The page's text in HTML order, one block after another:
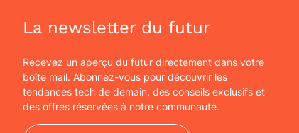
La newsletter du futur
Recevez un aperçu du futur directement dans votre
boîte mail. Abonnez-vous pour découvrir les
tendances tech de demain, des conseils exclusifs et
des offres réservées à notre communauté.